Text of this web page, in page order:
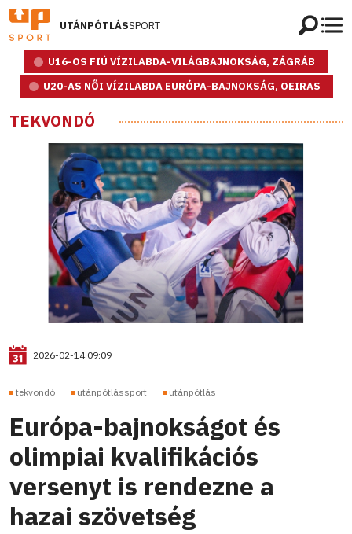
UTÁNPÓTLÁSSPORT
U16-OS FIÚ VÍZILABDA-VILÁGBAJNOKSÁG, ZÁGRÁB
U20-AS NŐI VÍZILABDA EURÓPA-BAJNOKSÁG, OEIRAS
TEKVONDÓ
2026-02-14 09:09
tekvondó utánpótlássport utánpótlás
Európa-bajnokságot és
olimpiai kvalifikációs
versenyt is rendezne a
hazai szövetség